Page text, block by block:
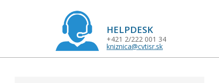
HELPDESK
+421 2/222 001 34
kniznica@cvtisr.sk